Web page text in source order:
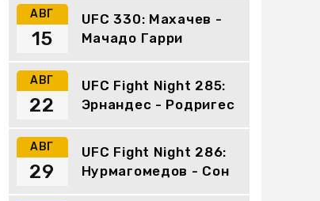
АВГ
UFC 330: Махачев -
Мачадо Гарри
15
АВГ
UFC Fight Night 285:
Эрнандес - Родригес
22
АВГ
UFC Fight Night 286:
Нурмагомедов - Сон
29